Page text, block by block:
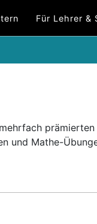
Für Lehrer &
prämierten
und Mathe-